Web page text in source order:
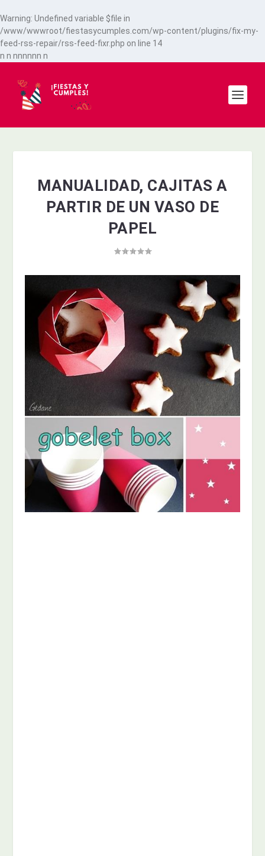
Warning: Undefined variable $file in
/www/wwwroot/fiestasycumples.com/wp-content/plugins/fix-my-
feed-rss-repair/rss-feed-fixr.php on line 14
n n nnnnnn n
MANUALIDAD, CAJITAS A
PARTIR DE UN VASO DE
PAPEL